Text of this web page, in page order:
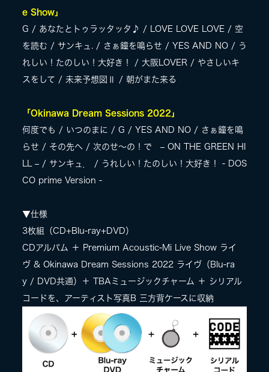
e Show」
G / あなたとトゥラッタッタ♪ / LOVE LOVE LOVE / 空
を読む / サンキュ. / さぁ鐘を鳴らせ / YES AND NO / う
れしい！たのしい！大好き！ / 大阪LOVER / やさしいキ
スをして / 未来予想図Ⅱ / 朝がまた来る
「Okinawa Dream Sessions 2022」
何度でも / いつのまに / G / YES AND NO / さぁ鐘を鳴
らせ / その先へ / 次のせ〜の！で – ON THE GREEN HI
LL – / サンキュ． / うれしい！たのしい！大好き！ - DOS
CO prime Version -
▼仕様
3枚組（CD+Blu-ray+DVD）
CDアルバム ＋ Premium Acoustic-Mi Live Show ライ
ヴ & Okinawa Dream Sessions 2022 ライヴ（Blu-ra
y / DVD共通）＋ TBAミュージックチャーム ＋ シリアル
コードを、アーティスト写真B 三方背ケースに収納